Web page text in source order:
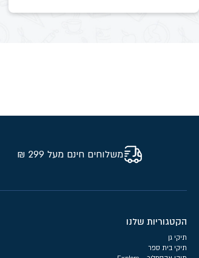
משלוחים חינם מעל 299 ₪
הקטגוריות שלנו
תיקי גן
תיקי בית ספר